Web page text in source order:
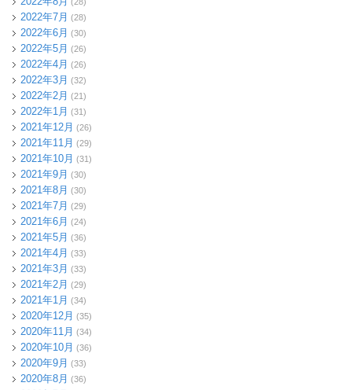
(28)
2022年7月 (28)
2022年6月 (30)
2022年5月 (26)
2022年4月 (26)
2022年3月 (32)
2022年2月 (21)
2022年1月 (31)
2021年12月 (26)
2021年11月 (29)
2021年10月 (31)
2021年9月 (30)
2021年8月 (30)
2021年7月 (29)
2021年6月 (24)
2021年5月 (36)
2021年4月 (33)
2021年3月 (33)
2021年2月 (29)
2021年1月 (34)
2020年12月 (35)
2020年11月 (34)
2020年10月 (36)
2020年9月 (33)
2020年8月 (36)